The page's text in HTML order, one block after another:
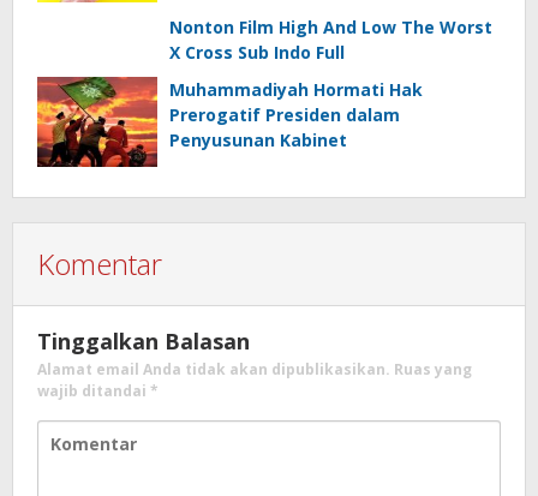
Nonton Film High And Low The Worst
X Cross Sub Indo Full
Muhammadiyah Hormati Hak
Prerogatif Presiden dalam
Penyusunan Kabinet
Komentar
Tinggalkan Balasan
Alamat email Anda tidak akan dipublikasikan. Ruas yang
wajib ditandai *